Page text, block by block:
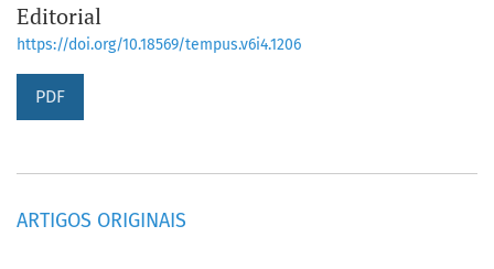
Editorial
https://doi.org/10.18569/tempus.v6i4.1206
PDF
ARTIGOS ORIGINAIS